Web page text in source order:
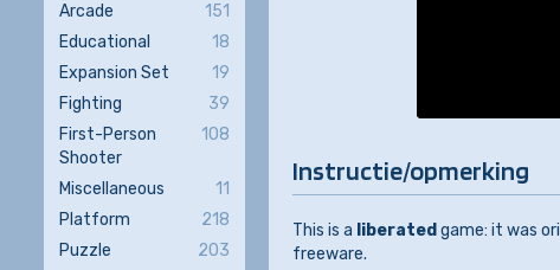
Instructie/opmerking
This is a liberated game: it was
freeware.
Arcade
151
Educational
18
Expansion Set
19
Fighting
39
First-Person
Shooter
108
Miscellaneous
11
Platform
218
Puzzle
203